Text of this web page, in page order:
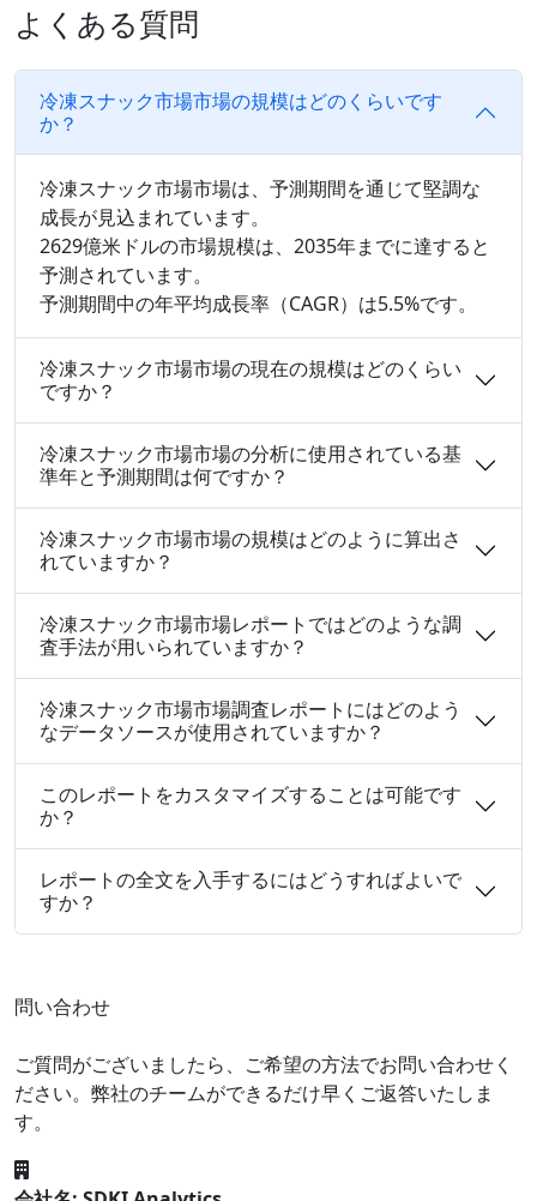
よくある質問
冷凍スナック市場市場の規模はどのくらいです
か？
冷凍スナック市場市場は、予測期間を通じて堅調な
成長が見込まれています。
2629億米ドルの市場規模は、2035年までに達すると
予測されています。
予測期間中の年平均成長率（CAGR）は5.5%です。
冷凍スナック市場市場の現在の規模はどのくらい
ですか？
冷凍スナック市場市場の分析に使用されている基
準年と予測期間は何ですか？
冷凍スナック市場市場の規模はどのように算出さ
れていますか？
冷凍スナック市場市場レポートではどのような調
査手法が用いられていますか？
冷凍スナック市場市場調査レポートにはどのよう
なデータソースが使用されていますか？
このレポートをカスタマイズすることは可能です
か？
レポートの全文を入手するにはどうすればよいで
すか？
問い合わせ
ご質問がございましたら、ご希望の方法でお問い合わせく
ださい。弊社のチームができるだけ早くご返答いたしま
す。